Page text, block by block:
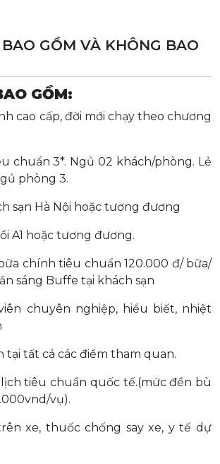
GỒM VÀ KHÔNG BAO
GỒM:
cao cấp, đời mới chạy theo chương
chuẩn 3*. Ngủ 02 khách/phòng. Lẻ
phòng 3.
sạn Hà Nội hoặc tương đương
A1 hoặc tương đương.
chính tiêu chuẩn 120.000 đ/ bữa/
sáng Buffe tại khách sạn
chuyên nghiệp, hiểu biết, nhiệt
tại tất cả các điểm tham quan.
tiêu chuẩn quốc tế.(mức đền bù
vụ).
xe, thuốc chống say xe, y tế dự